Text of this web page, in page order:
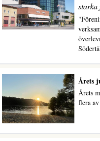
Årets
Årets
flera